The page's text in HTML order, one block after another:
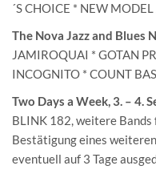
´S CHOICE * NEW
The Nova Jazz and Blues
JAMIROQUAI * GOTAN
INCOGNITO * COUNT
Two Days a Week, 3. – 4.
BLINK 182, weitere
Bestätigung eines
eventuell auf 3 Tage